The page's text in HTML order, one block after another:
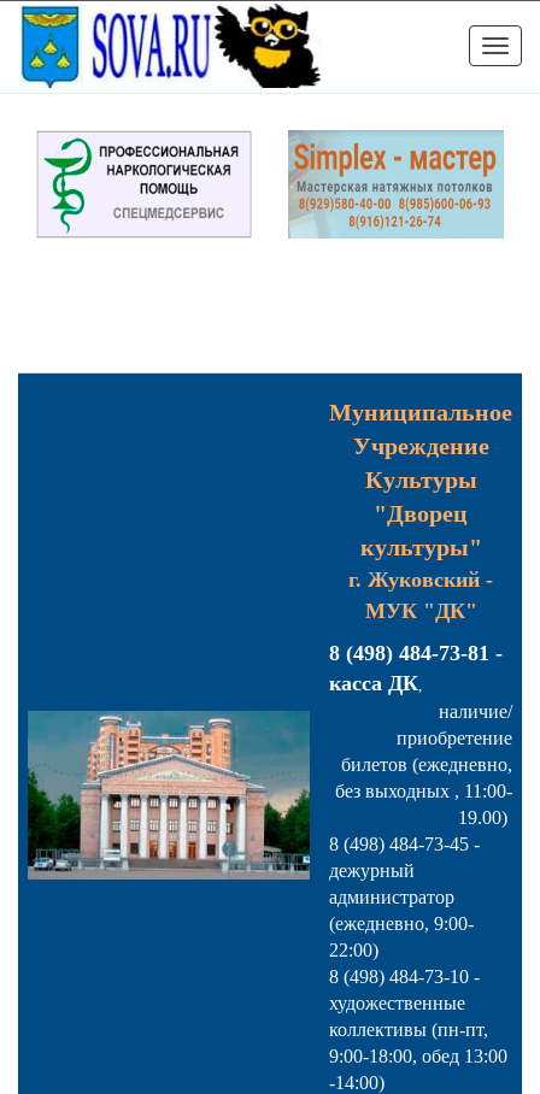
Toggle
Муниципальное
Учреждение
Культуры
"Дворец
культуры"
г. Жуковский -
МУК "ДК"
8 (498) 484-73-81 -
касса ДК
наличие/
приобретение
билетов (ежедневно,
без выходных , 11:00-
19.00)
8 (498) 484-73-45 -
дежурный
администратор
(ежедневно, 9:00-
22:00)
8 (498) 484-73-10 -
художественные
коллективы (пн-пт,
9:00-18:00, обед 13:00
-14:00)